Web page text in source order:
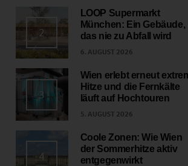
2
LOOP Supermarkt
München: Ein Gebäude,
das nie zu Abfall wird
6. AUGUST 2026
3
Wien erlebt erneut
Hitze und die Fernkälte
läuft auf Hochtouren
5. AUGUST 2026
4
Coole Zonen: Wie Wien
der Sommerhitze aktiv
entgegenwirkt